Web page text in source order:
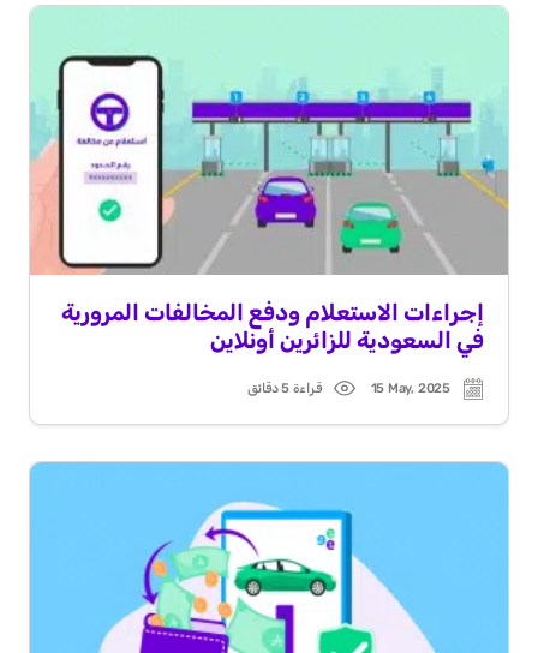
إجراءات الاستعلام ودفع المخالفات المرورية
في السعودية للزائرين أونلاين
Post
date
15 May, 2025
Read
time
قراءة 5 دقائق